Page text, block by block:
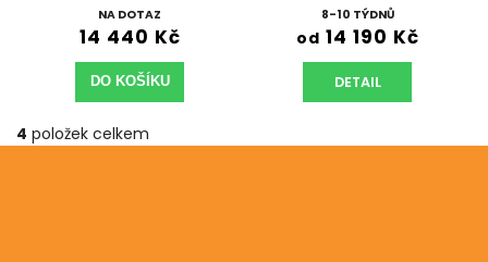
NA DOTAZ
14 440 Kč
DO KOŠÍKU
8-10 TÝDNŮ
od 14 190 Kč
DETAIL
4 položek celkem